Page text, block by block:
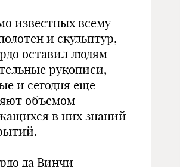
известных всему
и скульптур,
оставил людям
рукописи,
и сегодня еще
объемом
в них знаний
да Винчи